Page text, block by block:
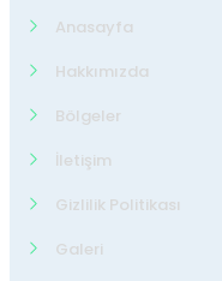
Anasayfa
Hakkımızda
Bölgeler
İletişim
Gizlilik Politikası
Galeri